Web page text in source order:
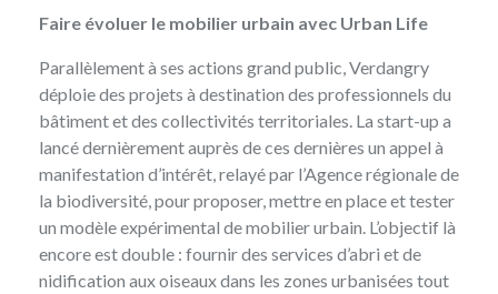
Faire évoluer le mobilier urbain avec Urban Life
Parallèlement à ses actions grand public, Verdangry
déploie des projets à destination des professionnels du
bâtiment et des collectivités territoriales. La start-up a
lancé dernièrement auprès de ces dernières un appel à
manifestation d’intérêt, relayé par l’Agence régionale de
la biodiversité, pour proposer, mettre en place et tester
un modèle expérimental de mobilier urbain. L’objectif là
encore est double : fournir des services d’abri et de
nidification aux oiseaux dans les zones urbanisées tout